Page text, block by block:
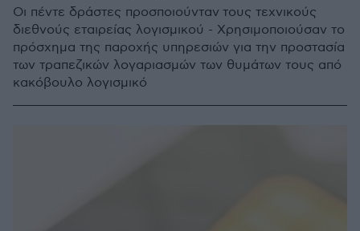
Οι πέντε δράστες προσποιούνταν τους τεχνικούς
διεθνούς εταιρείας λογισμικού - Χρησιμοποιούσαν το
πρόσχημα της παροχής υπηρεσιών για την προστασία
των τραπεζικών λογαριασμών των θυμάτων τους από
κακόβουλο λογισμικό